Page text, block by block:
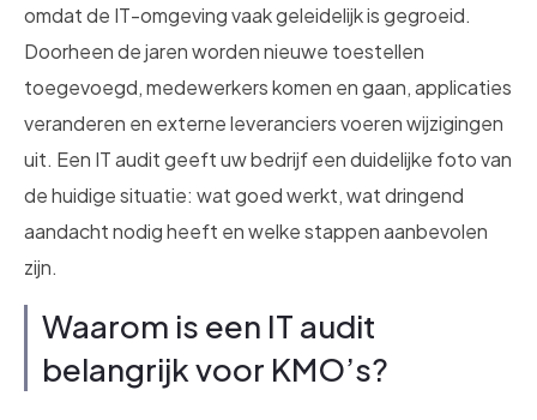
omdat de IT-omgeving vaak geleidelijk is gegroeid.
Doorheen de jaren worden nieuwe toestellen
toegevoegd, medewerkers komen en gaan, applicaties
veranderen en externe leveranciers voeren wijzigingen
uit. Een IT audit geeft uw bedrijf een duidelijke foto van
de huidige situatie: wat goed werkt, wat dringend
aandacht nodig heeft en welke stappen aanbevolen
zijn.
Waarom is een IT audit
belangrijk voor KMO’s?